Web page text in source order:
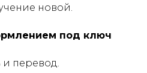
новой.
под ключ
и перевод.